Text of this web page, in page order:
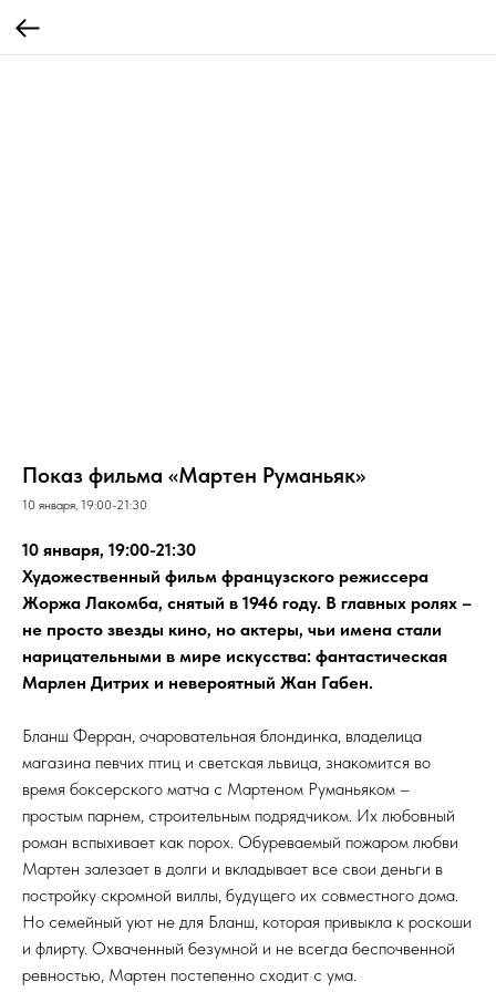
Показ фильма «Мартен Руманьяк»
10 января, 19:00-21:30
10 января, 19:00-21:30
Художественный фильм французского режиссера
Жоржа Лакомба, снятый в 1946 году. В главных ролях –
не просто звезды кино, но актеры, чьи имена стали
нарицательными в мире искусства: фантастическая
Марлен Дитрих и невероятный Жан Габен.
Бланш Ферран, очаровательная блондинка, владелица
магазина певчих птиц и светская львица, знакомится во
время боксерского матча с Мартеном Руманьяком –
простым парнем, строительным подрядчиком. Их любовный
роман вспыхивает как порох. Обуреваемый пожаром любви
Мартен залезает в долги и вкладывает все свои деньги в
постройку скромной виллы, будущего их совместного дома.
Но семейный уют не для Бланш, которая привыкла к роскоши
и флирту. Охваченный безумной и не всегда беспочвенной
ревностью, Мартен постепенно сходит с ума.